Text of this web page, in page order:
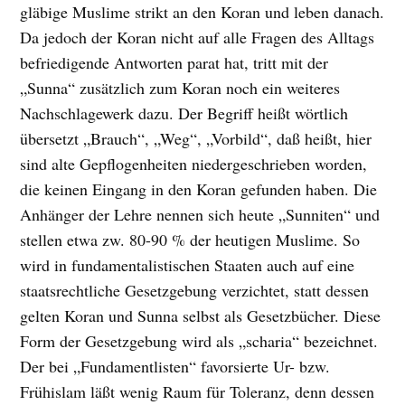
gläbige Muslime strikt an den Koran und leben danach.
Da jedoch der Koran nicht auf alle Fragen des Alltags
befriedigende Antworten parat hat, tritt mit der
„Sunna“ zusätzlich zum Koran noch ein weiteres
Nachschlagewerk dazu. Der Begriff heißt wörtlich
übersetzt „Brauch“, „Weg“, „Vorbild“, daß heißt, hier
sind alte Gepflogenheiten niedergeschrieben worden,
die keinen Eingang in den Koran gefunden haben. Die
Anhänger der Lehre nennen sich heute „Sunniten“ und
stellen etwa zw. 80-90 % der heutigen Muslime. So
wird in fundamentalistischen Staaten auch auf eine
staatsrechtliche Gesetzgebung verzichtet, statt dessen
gelten Koran und Sunna selbst als Gesetzbücher. Diese
Form der Gesetzgebung wird als „scharia“ bezeichnet.
Der bei „Fundamentlisten“ favorsierte Ur- bzw.
Frühislam läßt wenig Raum für Toleranz, denn dessen